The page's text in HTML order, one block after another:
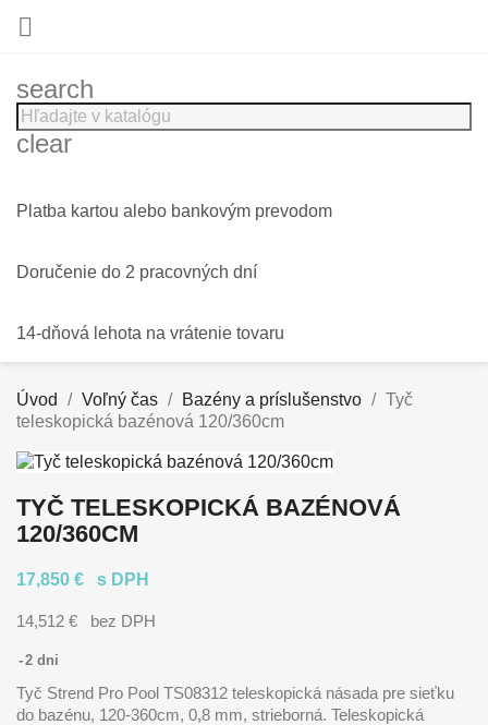

search
clear
Platba kartou alebo bankovým prevodom
Doručenie do 2 pracovných dní
14-dňová lehota na vrátenie tovaru
Úvod Voľný čas Bazény a príslušenstvo
Tyč
teleskopická bazénová 120/360cm
TYČ TELESKOPICKÁ BAZÉNOVÁ
120/360CM
17,850 € s DPH
14,512 € bez DPH
2 dni
Tyč Strend Pro Pool TS08312 teleskopická násada pre sieťku
do bazénu, 120-360cm, 0,8 mm, strieborná. Teleskopická